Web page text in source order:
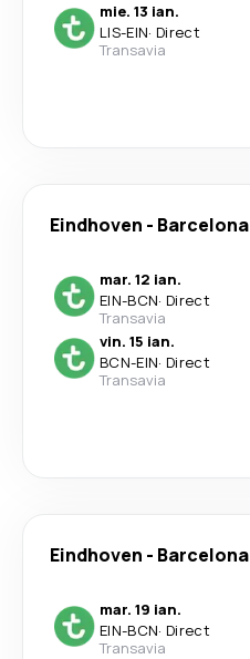
mie. 13 ian.
LIS-EIN· Direct
Transavia
Eindhoven - Barcelona
mar. 12 ian.
EIN-BCN· Direct
Transavia
vin. 15 ian.
BCN-EIN· Direct
Transavia
Eindhoven - Barcelona
mar. 19 ian.
EIN-BCN· Direct
Transavia